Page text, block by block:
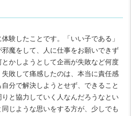
験したことです。「いい子である」
魔をして、人に仕事をお願いできず
かしようとして企画が失敗など何度
敗して痛感したのは、本当に責任感
分で解決しようとせず、できること
と協力していく人なんだろうなとい
じような思いをする方が、少しでも